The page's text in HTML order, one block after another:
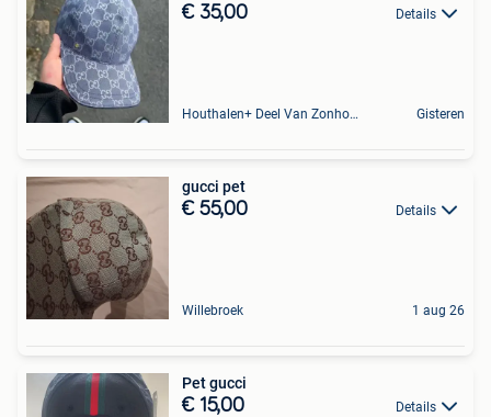
€ 35,00 Details
Houthalen+ Deel Van Zonhoven En Zolder Gisteren
gucci pet
€ 55,00 Details
Willebroek 1 aug 26
Pet gucci
€ 15,00 Details